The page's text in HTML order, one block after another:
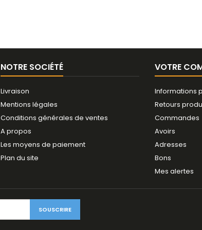
NOTRE SOCIÉTÉ
Livraison
Mentions légales
Conditions générales de ventes
A propos
Les moyens de paiement
Plan du site
VOTRE
Informations
Retours
Commandes
Avoirs
Adresses
Bons
Mes alertes